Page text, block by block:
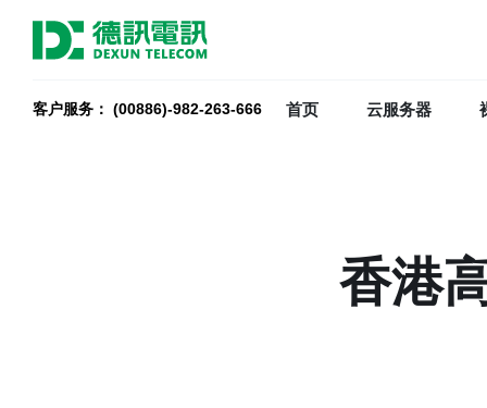
客户服务： (00886)-982-263-666 首页 云服务器
香港